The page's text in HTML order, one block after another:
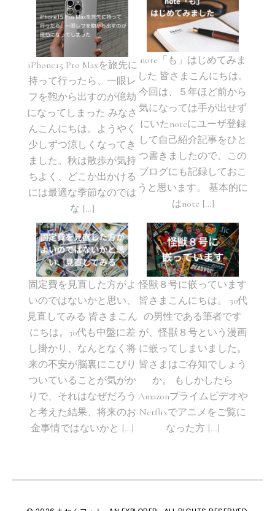
iPhone15 Pro Maxを旅先に
持って行ったら、一眼レ
フを鞄から出すのが億劫
になってしまった みなさ
んこんにちは。ようやく
少しずつ涼しくなってき
ました。秋は散歩が気持
ちよく、どこか出かける
には最適な季節なのでは
な […]
note「も」はじめてみま
した 皆さまこんにちは。
今回は、５年ほど前から
気になっては手が出せず
にいたnoteにユーザ登録
して自己紹介記事をひと
つ書きましたので、この
ブログにも記録しておこ
うと思います。 基本的に
はnote […]
固定費を見直した方がよ
いのではないかと思い、
見直してみる 皆さまこん
にちは。30代も中盤に差
し掛かり、なんとなく将
来の不安が脳裏にこびり
ついていることが気がか
りで、それはなぜだろう
と考えた結果、将来のお
金事情ではないかと […]
怪獣８号に嵌っています
皆さまこんにちは。 30代
の男性である筆者です
が、怪獣８号という漫画
に嵌ってしまいました。
皆さまはご存知でしょう
か。 もしかしたら
Amazonプライムビデオや
Netflixでアニメをご覧に
なった方 […]